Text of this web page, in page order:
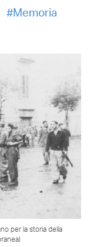
Memoria
per la storia della